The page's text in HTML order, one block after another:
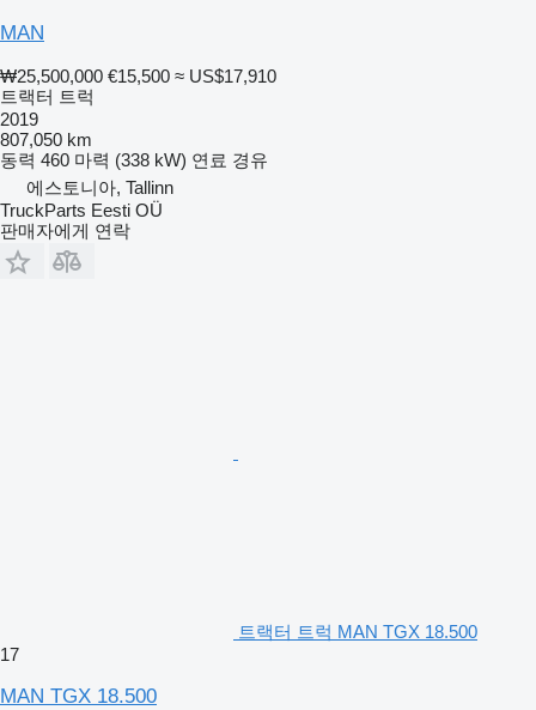
MAN
₩25,500,000 €15,500 ≈ US$17,910
트랙터 트럭
2019
807,050 km
동력 460 마력 (338 kW) 연료 경유
에스토니아, Tallinn
TruckParts Eesti OÜ
판매자에게 연락
트랙터 트럭 MAN TGX 18.500
17
MAN TGX 18.500